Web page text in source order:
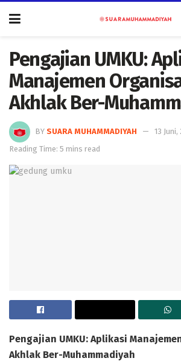
Pengajian UMKU:
Manajemen
Akhlak Ber-
BY SUARA MUHAMMADIYAH
13 Juni,
Reading Time: 5 mins read
Pengajian UMKU: Aplikasi
Akhlak Ber-Muhammadiyah